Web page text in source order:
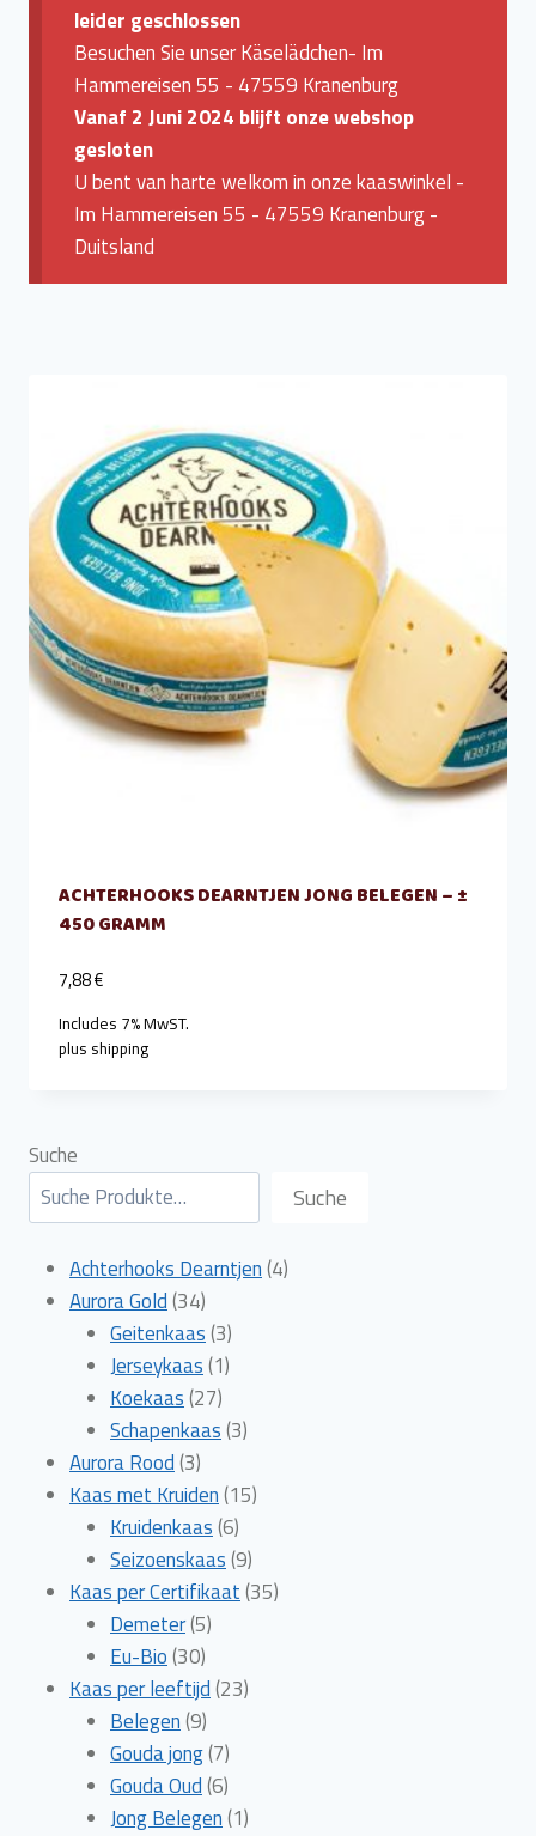
leider geschlossen
Besuchen Sie unser Käselädchen- Im
Hammereisen 55 - 47559 Kranenburg
Vanaf 2 Juni 2024 blijft onze webshop
gesloten
U bent van harte welkom in onze kaaswinkel -
Im Hammereisen 55 - 47559 Kranenburg -
Duitsland
ACHTERHOOKS DEARNTJEN JONG BELEGEN – ±
450 GRAMM
7,88€
Includes 7% MwST.
plus shipping
Suche
Suche
Achterhooks Dearntjen 44
Aurora Gold 3434
producten
Geitenkaas 33
producten
Jerseykaas 11
Koekaas 2727
producten
Schapenkaas 33
Aurora Rood 33
producten
Kaas met Kruiden 1515
Kruidenkaas 66
producten
Seizoenskaas 99
producten
Kaas per Certifikaat 3535
Demeter 55
Eu-Bio 3030
producten
Kaas per leeftijd 2323
Belegen 99
producten
Gouda jong 77
producten
Gouda Oud 66
producten
Jong Belegen 11